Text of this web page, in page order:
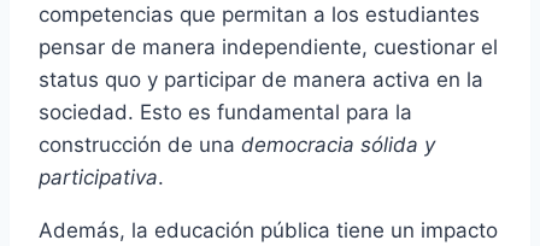
competencias que permitan a los estudiantes
pensar de manera independiente, cuestionar el
status quo y participar de manera activa en la
sociedad. Esto es fundamental para la
construcción de una democracia sólida y
participativa.
Además, la educación pública tiene un impacto